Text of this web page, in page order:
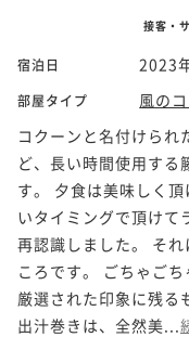
接客・
宿泊日 2023
部屋タイプ
風の
コクーンと名付けられ
ど、長い時間使用する
す。 夕食は美味しく
いタイミングで頂けて
再認識しました。 そ
ころです。 ごちゃご
厳選された印象に残る
出汁巻きは、全然美...